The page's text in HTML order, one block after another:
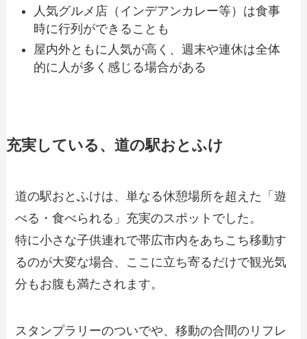
人気グルメ店（インデアンカレー等）は食事
時に行列ができることも
屋内外ともに人気が高く、週末や連休は全体
的に人が多く感じる場合がある
充実している、道の駅おとふけ
道の駅おとふけは、単なる休憩場所を超えた「遊
べる・食べられる」充実のスポットでした。
特に小さな子供連れで帯広市内をあちこち移動す
るのが大変な場合、ここに立ち寄るだけで観光気
分もお腹も満たされます。
スタンプラリーのついでや、移動の合間のリフレ